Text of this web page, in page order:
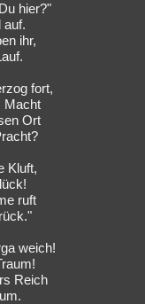
hier?"
auf.
ihr,
fort,
Macht
Ort
Kluft,
ruft
weich!
Reich